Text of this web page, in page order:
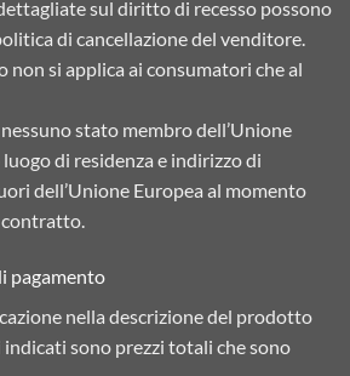
sul diritto di recesso possono
di cancellazione del venditore.
non si applica ai consumatori che al
stato membro dell’Unione
di residenza e indirizzo di
dell’Unione Europea al momento
pagamento
nella descrizione del prodotto
sono prezzi totali che sono